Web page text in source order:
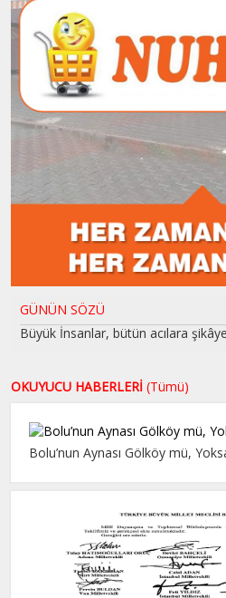
GÜNÜN SÖZÜ
Büyük İnsanlar, bütün acılara
OKUYUCU HABERLERİ (Tümü)
Bolu’nun Aynası Gölköy mü,